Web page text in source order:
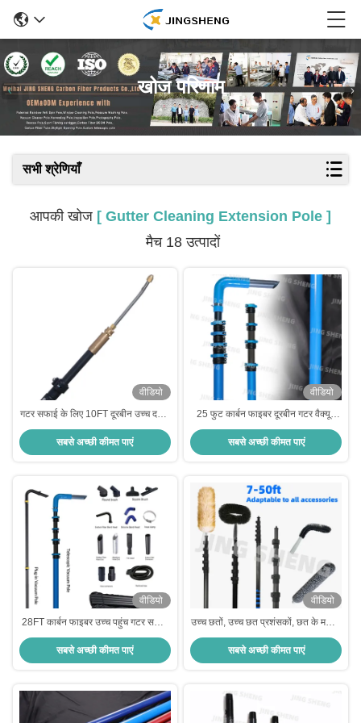
खोज परिणाम
सभी श्रेणियाँ
आपकी खोज [ Gutter Cleaning Extension Pole ]
मैच 18 उत्पादों
वीडियो
गटर सफाई के लिए 10FT दूरबीन उच्च दबाव
पोल कार्बन अत्यधिक लचीला
सबसे अच्छी कीमत पाएं
वीडियो
25 फुट कार्बन फाइबर दूरबीन गटर वैक्यूम
क्लीनर पोल औद्योगिक उपयोग के लिए
सर्वश्रेष्ठ अधिकतम पहुंच और स्थिरता
सबसे अच्छी कीमत पाएं
वीडियो
28FT कार्बन फाइबर उच्च पहुंच गटर सफाई
पोल औद्योगिक उपयोग के लिए सबसे अच्छा
स्थिरता के साथ अधिकतम पहुंच
सबसे अच्छी कीमत पाएं
वीडियो
उच्च छतों, उच्च छत प्रशंसकों, छत के मकड़ी
के जाल, उच्च शक्ति सामग्री की सफाई के
लिए विस्तार पोल के साथ 50ft औद्योगिक
डस्टर
सबसे अच्छी कीमत पाएं